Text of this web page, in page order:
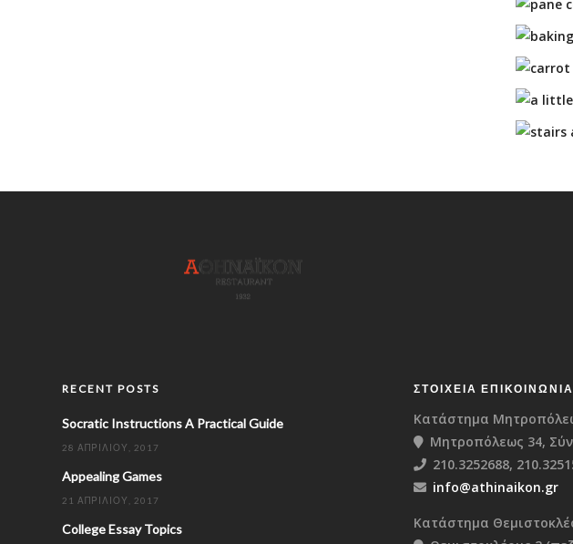
RECENT POSTS
Socratic Instructions A Practical Guide
28 ΑΠΡΙΛΊΟΥ, 2017
Appealing Games
21 ΑΠΡΙΛΊΟΥ, 2017
College Essay Topics
ΣΤΟΙΧΕΊΑ
Κατάστημα
Μητροπόλεως 34,
210.3252688,
info@athinaikon.gr
Κατάστημα